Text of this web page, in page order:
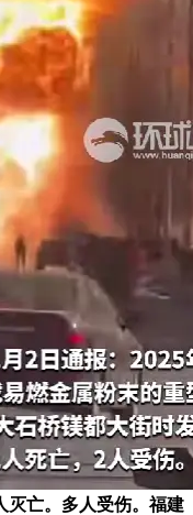
灭亡。多人受伤。福建